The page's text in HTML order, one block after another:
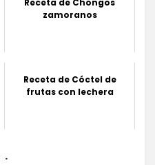
Receta de Chongos
zamoranos
Receta de Cóctel de
frutas con lechera